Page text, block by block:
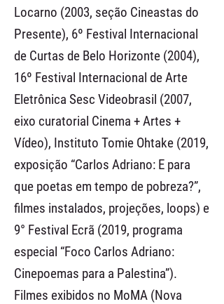
Locarno (2003, seção Cineastas do
Presente), 6º Festival Internacional
de Curtas de Belo Horizonte (2004),
16º Festival Internacional de Arte
Eletrônica Sesc Videobrasil (2007,
eixo curatorial Cinema + Artes +
Vídeo), Instituto Tomie Ohtake (2019,
exposição “Carlos Adriano: E para
que poetas em tempo de pobreza?”,
filmes instalados, projeções, loops) e
9° Festival Ecrã (2019, programa
especial “Foco Carlos Adriano:
Cinepoemas para a Palestina”).
Filmes exibidos no MoMA (Nova